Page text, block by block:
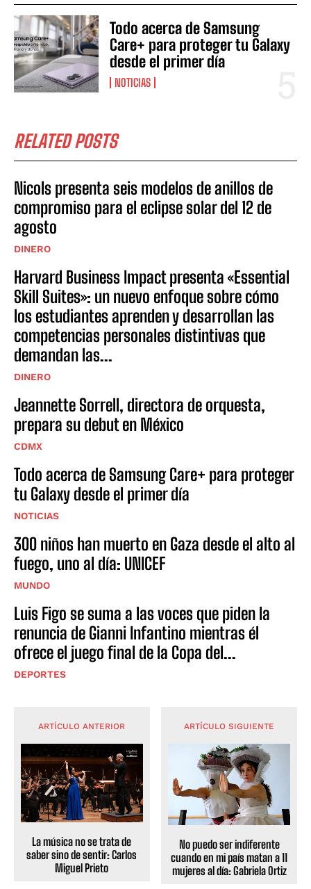
Todo acerca de Samsung
Care+ para proteger tu Galaxy
desde el primer día
NOTICIAS
RELATED POSTS
Nicols presenta seis modelos de anillos de
compromiso para el eclipse solar del 12 de
agosto
DINERO
Harvard Business Impact presenta «Essential
Skill Suites»: un nuevo enfoque sobre cómo
los estudiantes aprenden y desarrollan las
competencias personales distintivas que
demandan las...
DINERO
Jeannette Sorrell, directora de orquesta,
prepara su debut en México
CDMX
Todo acerca de Samsung Care+ para proteger
tu Galaxy desde el primer día
NOTICIAS
300 niños han muerto en Gaza desde el alto al
fuego, uno al día: UNICEF
MUNDO
Luis Figo se suma a las voces que piden la
renuncia de Gianni Infantino mientras él
ofrece el juego final de la Copa del...
DEPORTES
ARTÍCULO ANTERIOR
La música no se trata de
saber sino de sentir: Carlos
Miguel Prieto
ARTÍCULO SIGUIENTE
No puedo ser indiferente
cuando en mi país matan a 11
mujeres al día: Gabriela Ortiz